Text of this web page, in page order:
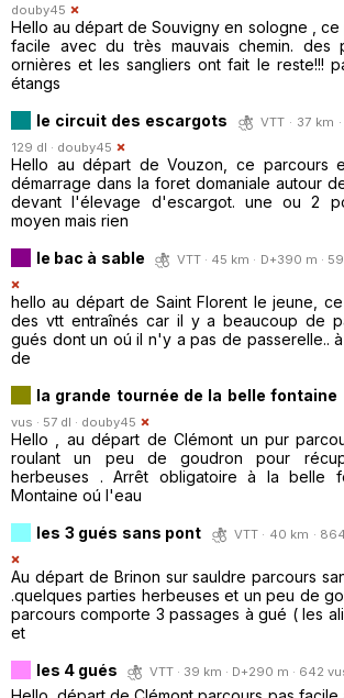
douby45
Hello au départ de Souvigny en sologne , ce
facile avec du très mauvais chemin. des
ornières et les sangliers ont fait le reste!!!
étangs
le circuit des escargots
VTT · 37 km
129 dl · douby45
Hello au départ de Vouzon, ce parcours
démarrage dans la foret domaniale autour
devant l'élevage d'escargot. une ou 2
moyen mais rien
le bac à sable
VTT · 45 km · D+390 m ·
hello au départ de Saint Florent le jeune,
des vtt entraînés car il y a beaucoup de
gués dont un oú il n'y a pas de passerelle..
de
la grande tournée de la belle fontaine
vus · 57 dl · douby45
Hello , au départ de Clémont un pur
roulant un peu de goudron pour
herbeuses . Arrêt obligatoire à la belle
Montaine oú l'eau
les 3 gués sans pont
VTT · 40 km ·
Au départ de Brinon sur sauldre parcours
.quelques parties herbeuses et un peu de
parcours comporte 3 passages à gué ( les
et
les 4 gués
VTT · 39 km · D+290 m · 642